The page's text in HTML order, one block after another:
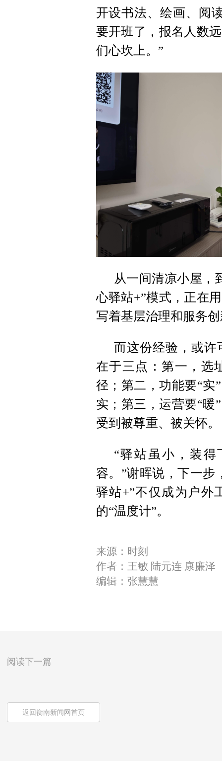
开设书法、绘画、阅
要开班了，报名人数
们心坎上。”
从一间清凉小屋，
心驿站+”模式，正在
写着基层治理和服务
而这份经验，或
在于三点：第一，选
径；第二，功能要“实
实；第三，运营要“暖
受到被尊重、被关怀。
“驿站虽小，装
容。”谢晖说，下一步
驿站+”不仅成为户外
的“温度计”。
来源：时刻
作者：王敏 陆元连 康廉泽
编辑：张慧慧
阅读下一篇
返回衡南新闻网首页